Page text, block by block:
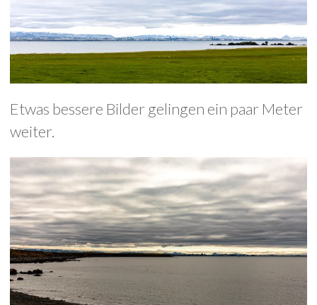
Etwas bessere Bilder gelingen ein paar Meter
weiter.